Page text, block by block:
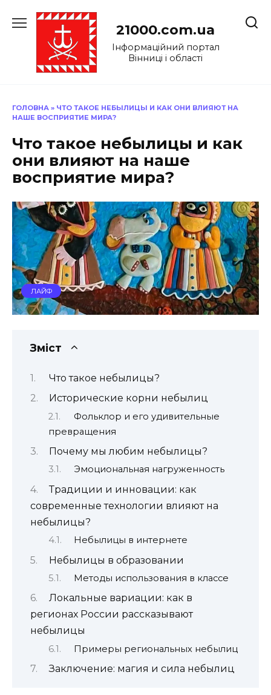
до
21000.com.ua
Інформаційний портал
Вінниці і області
ГОЛОВНА » ЧТО ТАКОЕ НЕБЫЛИЦЫ И КАК ОНИ ВЛИЯЮТ НА
НАШЕ ВОСПРИЯТИЕ МИРА?
Что такое небылицы и как
они влияют на наше
восприятие мира?
ЛАЙФ
Зміст
Что такое небылицы?
Исторические корни небылиц
Фольклор и его удивительные
превращения
Почему мы любим небылицы?
Эмоциональная нагруженность
Традиции и инновации: как
современные технологии влияют на
небылицы?
Небылицы в интернете
Небылицы в образовании
Методы использования в классе
Локальные вариации: как в
регионах России рассказывают
небылицы
Примеры региональных небылиц
Заключение: магия и сила небылиц